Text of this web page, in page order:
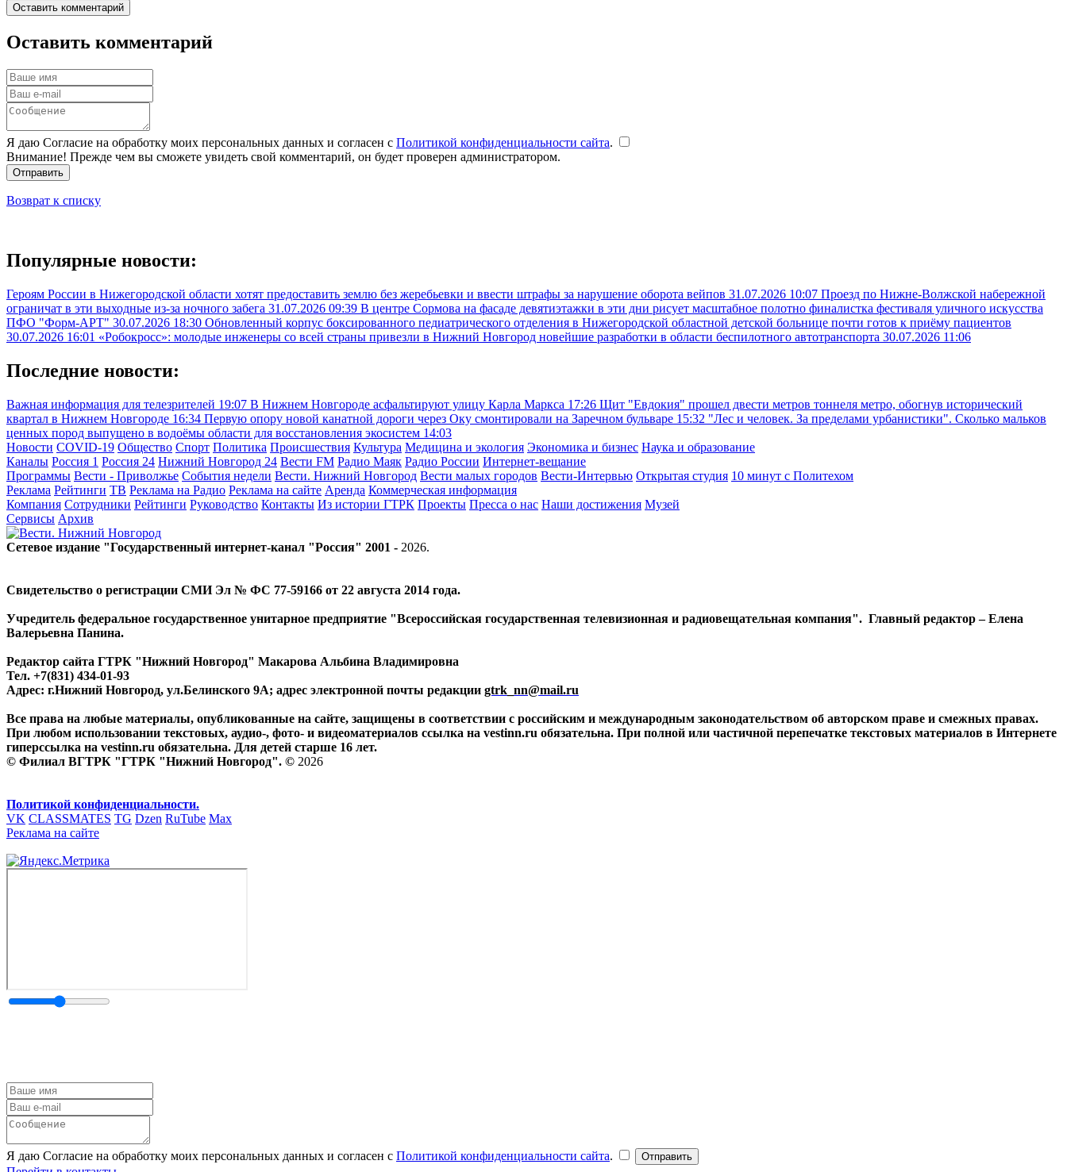
Оставить комментарий
Оставить комментарий
Я даю Согласие на обработку моих персональных данных и согласен с Политикой конфиденциальности сайта.
Внимание! Прежде чем вы сможете увидеть свой комментарий, он будет проверен администратором.
Отправить
Возврат к списку
Популярные новости:
Героям России в Нижегородской области хотят предоставить землю без жеребьевки и ввести штрафы за нарушение оборота вейпов 31.07.2026 10:07 Проезд по Нижне-Волжской набережной
ограничат в эти выходные из-за ночного забега 31.07.2026 09:39 В центре Сормова на фасаде девятиэтажки в эти дни рисует масштабное полотно финалистка фестиваля уличного искусства
ПФО "Форм-АРТ" 30.07.2026 18:30 Обновленный корпус боксированного педиатрического отделения в Нижегородской областной детской больнице почти готов к приёму пациентов
30.07.2026 16:01 «Робокросс»: молодые инженеры со всей страны привезли в Нижний Новгород новейшие разработки в области беспилотного автотранспорта 30.07.2026 11:06
Последние новости:
Важная информация для телезрителей 19:07 В Нижнем Новгороде асфальтируют улицу Карла Маркса 17:26 Щит "Евдокия" прошел двести метров тоннеля метро, обогнув исторический
квартал в Нижнем Новгороде 16:34 Первую опору новой канатной дороги через Оку смонтировали на Заречном бульваре 15:32 "Лес и человек. За пределами урбанистики". Сколько мальков
ценных пород выпущено в водоёмы области для восстановления экосистем 14:03
Новости COVID-19 Общество Спорт Политика Происшествия Культура Медицина и экология Экономика и бизнес Наука и образование
Каналы Россия 1 Россия 24 Нижний Новгород 24 Вести FM Радио Маяк Радио России Интернет-вещание
Программы Вести - Приволжье События недели Вести. Нижний Новгород Вести малых городов Вести-Интервью Открытая студия 10 минут с Политехом
Реклама Рейтинги ТВ Реклама на Радио Реклама на сайте Аренда Коммерческая информация
Компания Сотрудники Рейтинги Руководство Контакты Из истории ГТРК Проекты Пресса о нас Наши достижения Музей
Сервисы Архив
Сетевое издание "Государственный интернет-канал "Россия" 2001 - 2026.
Свидетельство о регистрации СМИ Эл № ФС 77-59166 от 22 августа 2014 года.
Учредитель федеральное государственное унитарное предприятие "Всероссийская государственная телевизионная и радиовещательная компания". Главный редактор – Елена
Валерьевна Панина.
Редактор сайта ГТРК "Нижний Новгород" Макарова Альбина Владимировна
Тел. +7(831) 434-01-93
Адрес: г.Нижний Новгород, ул.Белинского 9А; адрес электронной почты редакции gtrk_nn@mail.ru
Все права на любые материалы, опубликованные на сайте, защищены в соответствии с российским и международным законодательством об авторском праве и смежных правах.
При любом использовании текстовых, аудио-, фото- и видеоматериалов ссылка на vestinn.ru обязательна. При полной или частичной перепечатке текстовых материалов в Интернете
гиперссылка на vestinn.ru обязательна. Для детей старше 16 лет.
© Филиал ВГТРК "ГТРК "Нижний Новгород". © 2026
Политикой конфиденциальности.
VK CLASSMATES TG Dzen RuTube Max
Реклама на сайте
Я даю Согласие на обработку моих персональных данных и согласен с Политикой конфиденциальности сайта.